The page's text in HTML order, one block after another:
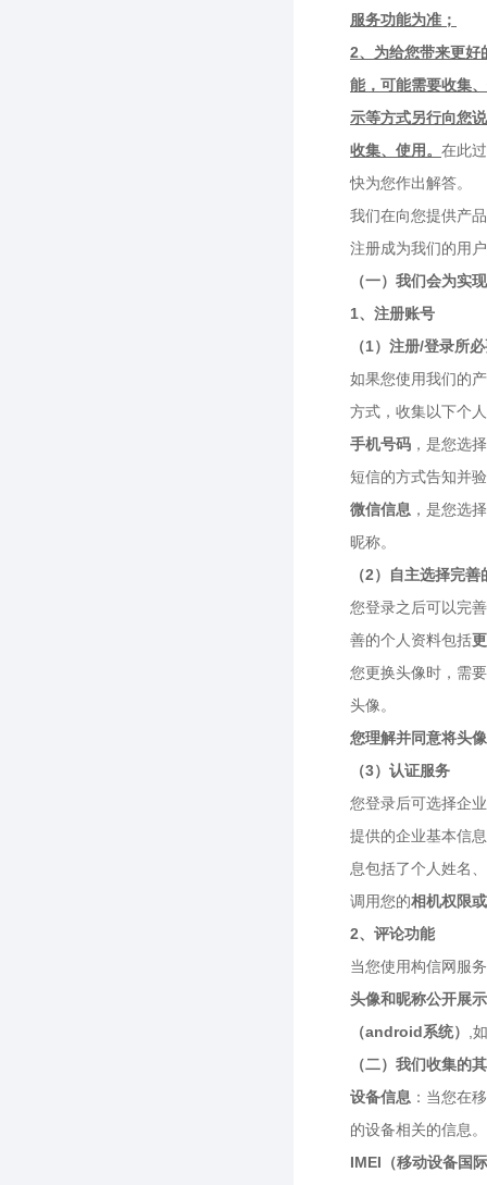
服务功能为准；
2、为给您带来更好
能，可能需要收集
示等方式另行向您
收集、使用。 在此
快为您作出解答。
我们在向您提供产
注册成为我们的用
（一）我们会为实
1、注册账号
（1）注册/登录所
如果您使用我们的
方式，收集以下个
手机号码 ，是您选
短信的方式告知并
微信信息 ，是您选
昵称。
（2）自主选择完善
您登录之后可以完
善的个人资料包括
您更换头像时，需
头像。
您理解并同意将头
（3）认证服务
您登录后可选择企
提供的企业基本信
息包括了个人姓名
调用您的相机权限
2、评论功能
当您使用构信网服
头像和昵称公开展示
（android系统）
,
（二）我们收集的
设备信息 ：当您在
的设备相关的信息
IMEI（移动设备国